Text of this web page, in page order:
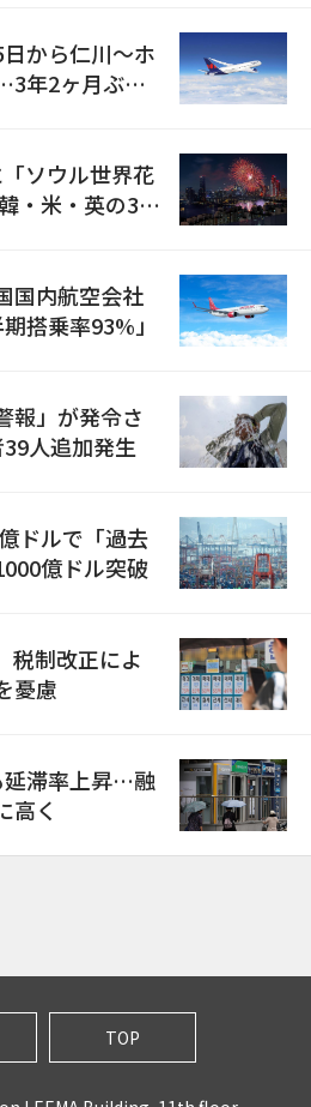
から仁川〜ホ
年2ヶ月ぶり
ソウル世界花
・米・英の3カ
国内航空会社
搭乗率93%」
報」が発令さ
人追加発生
ドルで「過去
億ドル突破
税制改正によ
憂慮
延滞率上昇…融
高く
TOP